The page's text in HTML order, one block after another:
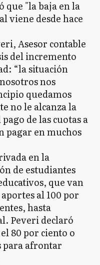
que "la baja en la
viene desde hace
Asesor contable
del incremento
“la situación
nos
quedamos
no le alcanza la
de las cuotas a
pagar en muchos
en la
de estudiantes
que van
al 100 por
hasta
Peveri declaró
80 por ciento o
para afrontar